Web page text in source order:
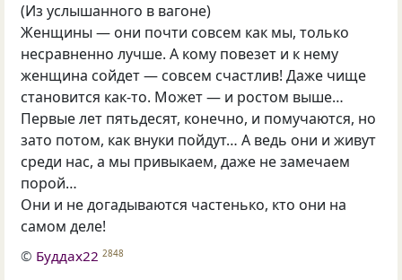
(Из услышанного в вагоне)
Женщины — они почти совсем как мы, только
несравненно лучше. А кому повезет и к нему
женщина сойдет — совсем счастлив! Даже чище
становится как-то. Может — и ростом выше…
Первые лет пятьдесят, конечно, и помучаются, но
зато потом, как внуки пойдут… А ведь они и живут
среди нас, а мы привыкаем, даже не замечаем
порой…
Они и не догадываются частенько, кто они на
самом деле!
© Буддах22 2848